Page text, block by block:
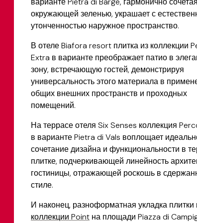
окружающей зеленью, украшает с
утонченностью наружное пространство.
В отеле Biafora resort плитка из коллекции
Extra в варианте преображает патио в
зону, встречающую гостей, демонстрируя
универсальность этого материала в
общих внешних пространств и проходных
помещений.
На террасе отеля Six Senses коллекция
в варианте Pietra di Vals воплощает
сочетание дизайна и функциональности в
плитке, подчеркивающей линейность
гостиницы, отражающей роскошь в
стиле.
И наконец, разноформатная укладка плитки
коллекции Point на площади Piazza di